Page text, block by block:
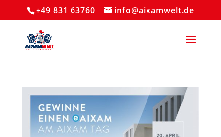
+49 831 63760 info@aixamwelt.de